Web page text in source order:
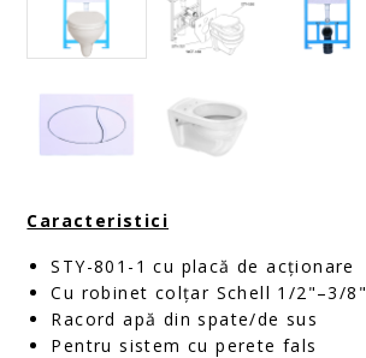
Caracteristici
STY-801-1 cu placă de acționare
Cu robinet colțar Schell 1/2"–3/8"
Racord apă din spate/de sus
Pentru sistem cu perete fals